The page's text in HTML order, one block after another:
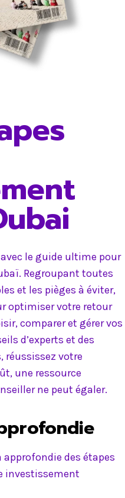
le guide ultime pour
Regroupant toutes
et les pièges à éviter,
optimiser votre retour
comparer et gérer vos
d’experts et des
réussissez votre
une ressource
ne peut égaler.
des étapes
investissement